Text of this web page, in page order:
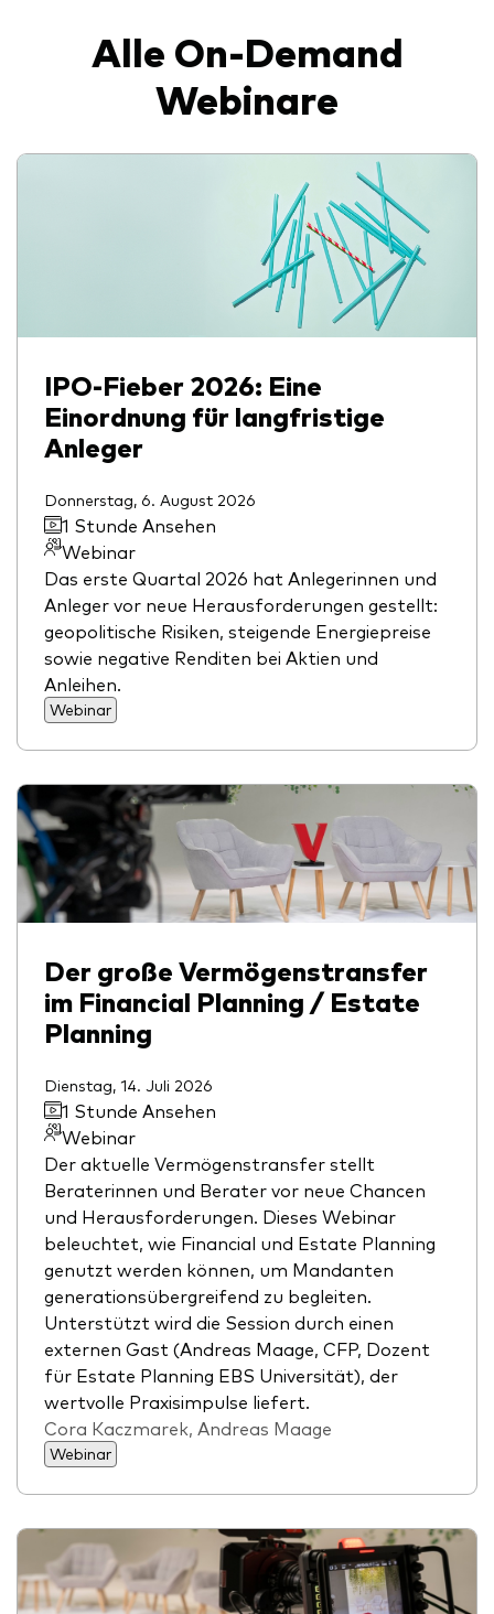
Alle On-Demand
Webinare
IPO-Fieber 2026: Eine
Einordnung für langfristige
Anleger
Donnerstag, 6. August 2026
1 Stunde Ansehen
Webinar
Das erste Quartal 2026 hat Anlegerinnen und
Anleger vor neue Herausforderungen gestellt:
geopolitische Risiken, steigende Energiepreise
sowie negative Renditen bei Aktien und
Anleihen.
Webinar
Der große Vermögenstransfer
im Financial Planning / Estate
Planning
Dienstag, 14. Juli 2026
1 Stunde Ansehen
Webinar
Der aktuelle Vermögenstransfer stellt
Beraterinnen und Berater vor neue Chancen
und Herausforderungen. Dieses Webinar
beleuchtet, wie Financial und Estate Planning
genutzt werden können, um Mandanten
generationsübergreifend zu begleiten.
Unterstützt wird die Session durch einen
externen Gast (Andreas Maage, CFP, Dozent
für Estate Planning EBS Universität), der
wertvolle Praxisimpulse liefert.
Cora Kaczmarek, Andreas Maage
Webinar